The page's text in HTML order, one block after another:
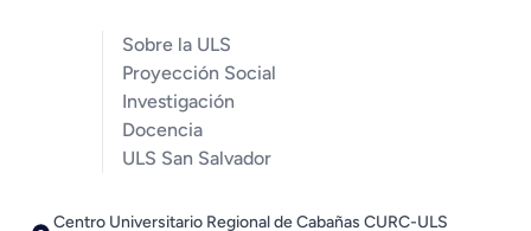
Sobre la ULS
Proyección Social
Investigación
Docencia
ULS San Salvador
Centro Universitario Regional de Cabañas CURC-ULS